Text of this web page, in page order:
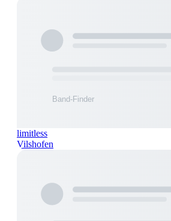
limitless
Vilshofen